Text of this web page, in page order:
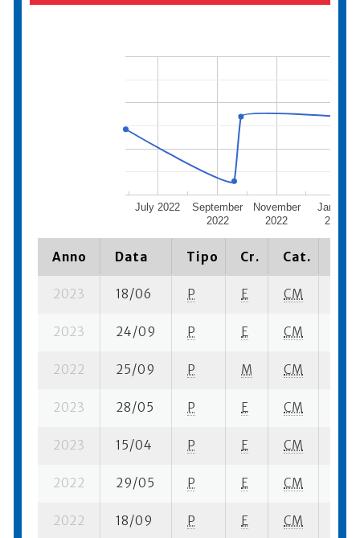
July 2022
September
2022
November
2022
January
2023
Anno Data Tipo Cr. Cat.
2023 18/06 P E CM
2023 24/09 P E CM
2022 25/09 P M CM
2023 28/05 P E CM
2023 15/04 P E CM
2022 29/05 P E CM
2022 18/09 P E CM